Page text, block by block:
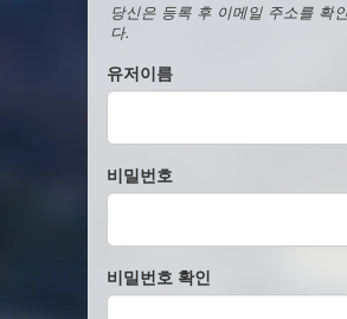
당신은 등록 후 이메일 주소를 확
다.
유저이름
비밀번호
비밀번호 확인